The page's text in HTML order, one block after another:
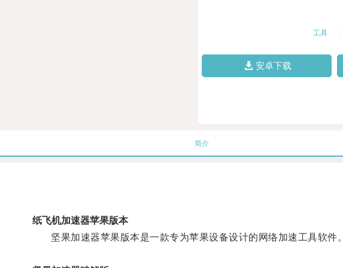
工具
安卓下载
简介
纸飞机加速器苹果版本
坚果加速器苹果版本是一款专为苹果设备设计的网络加速工具软件。